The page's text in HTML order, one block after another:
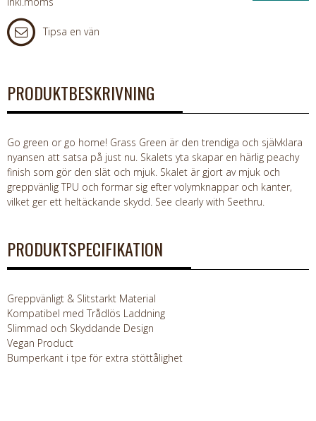
Tipsa en vän
PRODUKTBESKRIVNING
Go green or go home! Grass Green är den trendiga och självklara
nyansen att satsa på just nu. Skalets yta skapar en härlig peachy
finish som gör den slät och mjuk. Skalet är gjort av mjuk och
greppvänlig TPU och formar sig efter volymknappar och kanter,
vilket ger ett heltäckande skydd. See clearly with Seethru.
PRODUKTSPECIFIKATION
Greppvänligt & Slitstarkt Material
Kompatibel med Trådlös Laddning
Slimmad och Skyddande Design
Vegan Product
Bumperkant i tpe för extra stöttålighet